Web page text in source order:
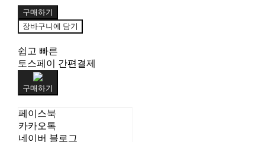
구매하기
장바구니에 담기
쉽고 빠른
토스페이 간편결제
구매하기
페이스북
카카오톡
네이버 블로그